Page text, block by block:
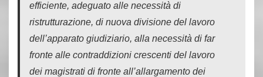
efficiente, adeguato alle necessità di
ristrutturazione, di nuova divisione del lavoro
dell’apparato giudiziario, alla necessità di far
fronte alle contraddizioni crescenti del lavoro
dei magistrati di fronte all’allargamento dei